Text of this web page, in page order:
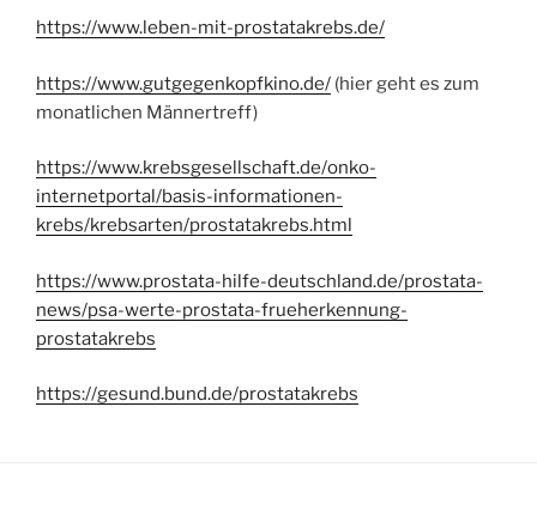
https://www.leben-mit-prostatakrebs.de/
https://www.gutgegenkopfkino.de/ (hier geht es zum
monatlichen Männertreff)
https://www.krebsgesellschaft.de/onko-
internetportal/basis-informationen-
krebs/krebsarten/prostatakrebs.html
https://www.prostata-hilfe-deutschland.de/prostata-
news/psa-werte-prostata-frueherkennung-
prostatakrebs
https://gesund.bund.de/prostatakrebs